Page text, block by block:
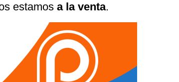
estamos a la venta.